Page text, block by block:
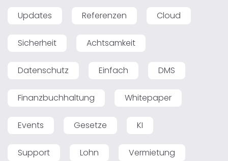
Updates Referenzen Cloud
Sicherheit Achtsamkeit
Datenschutz Einfach DMS
Finanzbuchhaltung Whitepaper
Events Gesetze KI
Support Lohn Vermietung